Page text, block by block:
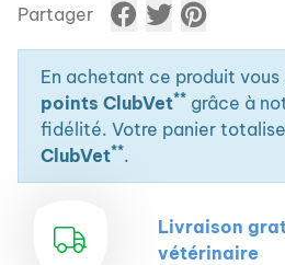
Partager
En achetant ce produit vous
points ClubVet** grâce à
fidélité. Votre panier
ClubVet**.
Livraison
vétérinaire